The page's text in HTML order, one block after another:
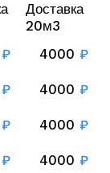
Доставка
20м3
₽ 4000 ₽
₽ 4000 ₽
₽ 4000 ₽
₽ 4000 ₽